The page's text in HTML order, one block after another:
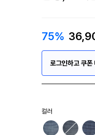
75%
로그인하고 쿠폰
컬러